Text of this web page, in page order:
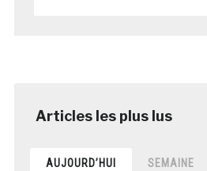
AUJOURD’HUI SEMAINE